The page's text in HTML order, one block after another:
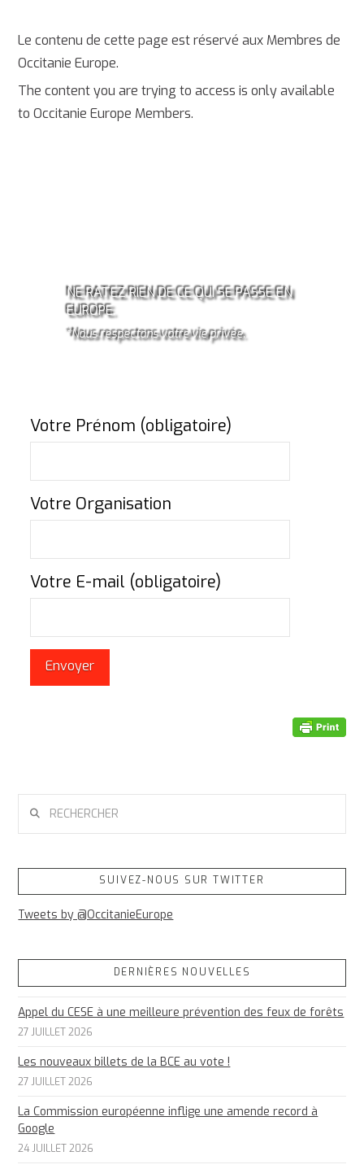
Le contenu de cette page est réservé aux Membres de
Occitanie Europe.
The content you are trying to access is only available
to Occitanie Europe Members.
NE RATEZ RIEN DE CE QUI SE PASSE EN
EUROPE.
*Nous respectons votre vie privée.
Votre Prénom (obligatoire)
Votre Organisation
Votre E-mail (obligatoire)
SUIVEZ-NOUS SUR TWITTER
Tweets by @OccitanieEurope
DERNIÈRES NOUVELLES
Appel du CESE à une meilleure prévention des feux de forêts
27 JUILLET 2026
Les nouveaux billets de la BCE au vote !
27 JUILLET 2026
La Commission européenne inflige une amende record à
Google
24 JUILLET 2026